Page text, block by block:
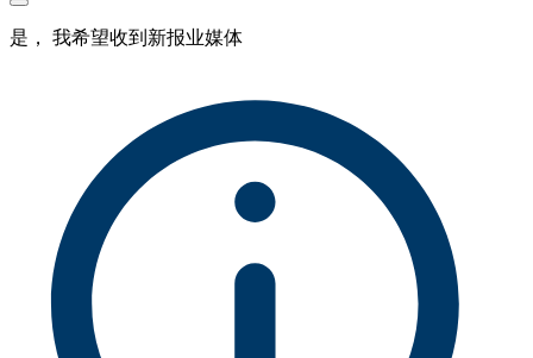
是， 我希望收到新报业媒体